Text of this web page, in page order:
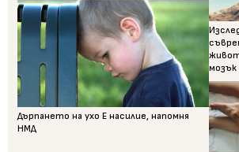
Дърпането на ухо Е насилие, напомня
НМД
мозък